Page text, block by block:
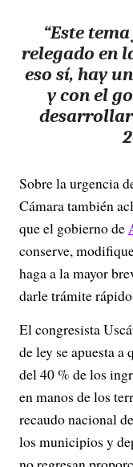
“Este
relegado en
eso sí, hay
y con el
Sobre la urgencia
Cámara también
que el gobierno de
conserve,
haga a la mayor
darle trámite
El congresista
de ley se apuesta a
del 40 % de los
en manos de los
recaudo nacional
los municipios y